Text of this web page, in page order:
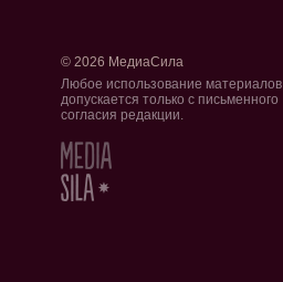
© 2026 МедиаСила
Любое использование материалов
допускается только с письменного
согласия редакции.